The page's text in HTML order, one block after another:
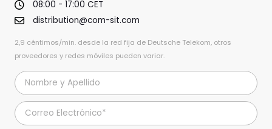
08:00 - 17:00 CET
distribution@com-sit.com
2,9 céntimos/min. desde la red fija de Deutsche Telekom, otros
proveedores y redes móviles pueden variar.